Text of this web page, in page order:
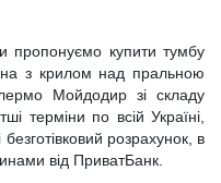
пропонуємо купити тумбу
з крилом над пральною
Мойдодир зі складу
терміни по всій Україні,
розрахунок, в
від ПриватБанк.